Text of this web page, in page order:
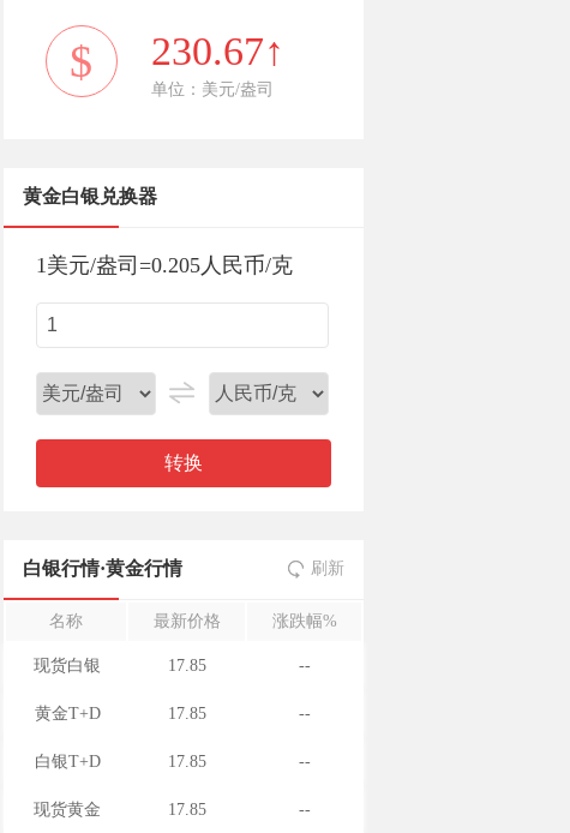
$ 230.67↑
单位：美元/盎司
黄金白银兑换器
1美元/盎司 =0.205人民币/克
转换
白银行情·黄金行情 刷新
名称 最新价格 涨跌幅%
现货白银 17.85 --
黄金T+D 17.85 --
白银T+D 17.85 --
现货黄金 17.85 --